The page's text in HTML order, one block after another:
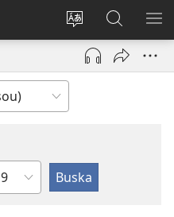
Kambia
idioma
di
Log
(opens
window)
Buska
Riba
JW.ORG
Kapítulo